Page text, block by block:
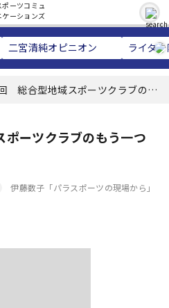
二宮清純オピニオン ライタ
総合型地域スポーツクラブのも
ーツクラブのもう一つ
伊藤数子「パラスポーツの現場から」